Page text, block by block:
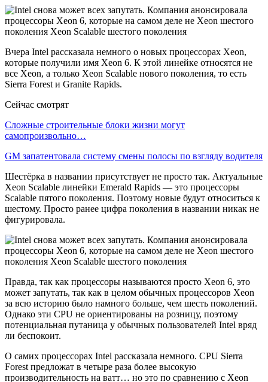
Вчера Intel рассказала немного о новых процессорах Xeon,
которые получили имя Xeon 6. К этой линейке относятся не
все Xeon, а только Xeon Scalable нового поколения, то есть
Sierra Forest и Granite Rapids.
Сейчас смотрят
Сложные строительные блоки жизни могут
самопроизвольно…
GM запатентовала систему смены полосы по взгляду водителя
Шестёрка в названии присутствует не просто так. Актуальные
Xeon Scalable линейки Emerald Rapids — это процессоры
Scalable пятого поколения. Поэтому новые будут относиться к
шестому. Просто ранее цифра поколения в названии никак не
фигурировала.
Правда, так как процессоры называются просто Xeon 6, это
может запутать, так как в целом обычных процессоров Xeon
за всю историю было намного больше, чем шесть поколений.
Однако эти CPU не ориентированы на розницу, поэтому
потенциальная путаница у обычных пользователей Intel вряд
ли беспокоит.
О самих процессорах Intel рассказала немного. CPU Sierra
Forest предложат в четыре раза более высокую
производительность на ватт… но это по сравнению с Xeon